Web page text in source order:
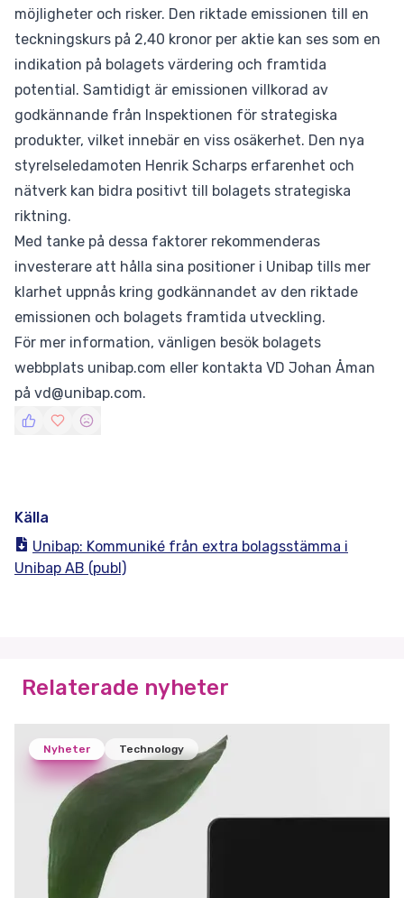
möjligheter och risker. Den riktade emissionen till en
teckningskurs på 2,40 kronor per aktie kan ses som en
indikation på bolagets värdering och framtida
potential. Samtidigt är emissionen villkorad av
godkännande från Inspektionen för strategiska
produkter, vilket innebär en viss osäkerhet. Den nya
styrelseledamoten Henrik Scharps erfarenhet och
nätverk kan bidra positivt till bolagets strategiska
riktning.
Med tanke på dessa faktorer rekommenderas
investerare att hålla sina positioner i Unibap tills mer
klarhet uppnås kring godkännandet av den riktade
emissionen och bolagets framtida utveckling.
För mer information, vänligen besök bolagets
webbplats unibap.com eller kontakta VD Johan Åman
på vd@unibap.com.
Källa
Unibap: Kommuniké från extra bolagsstämma i
Unibap AB (publ)
Relaterade nyheter
Nyheter Technology